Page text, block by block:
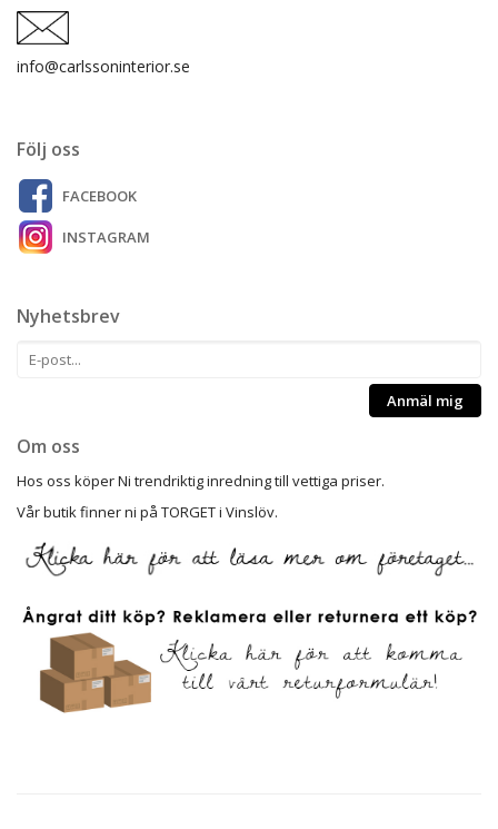
info@carlssoninterior.se
Följ oss
FACEBOOK
INSTAGRAM
Nyhetsbrev
Anmäl mig
Om oss
Hos oss köper Ni trendriktig inredning till vettiga priser.
Vår butik finner ni på TORGET i Vinslöv.